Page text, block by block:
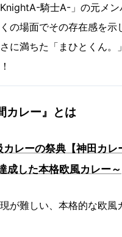
騎士A-」の元メン
の場面でその存在感を示
に満ちた「まひとくん。
カレー』とは
カレーの祭典【神田カレ
成した本格欧風カレー～
が難しい、本格的な欧風